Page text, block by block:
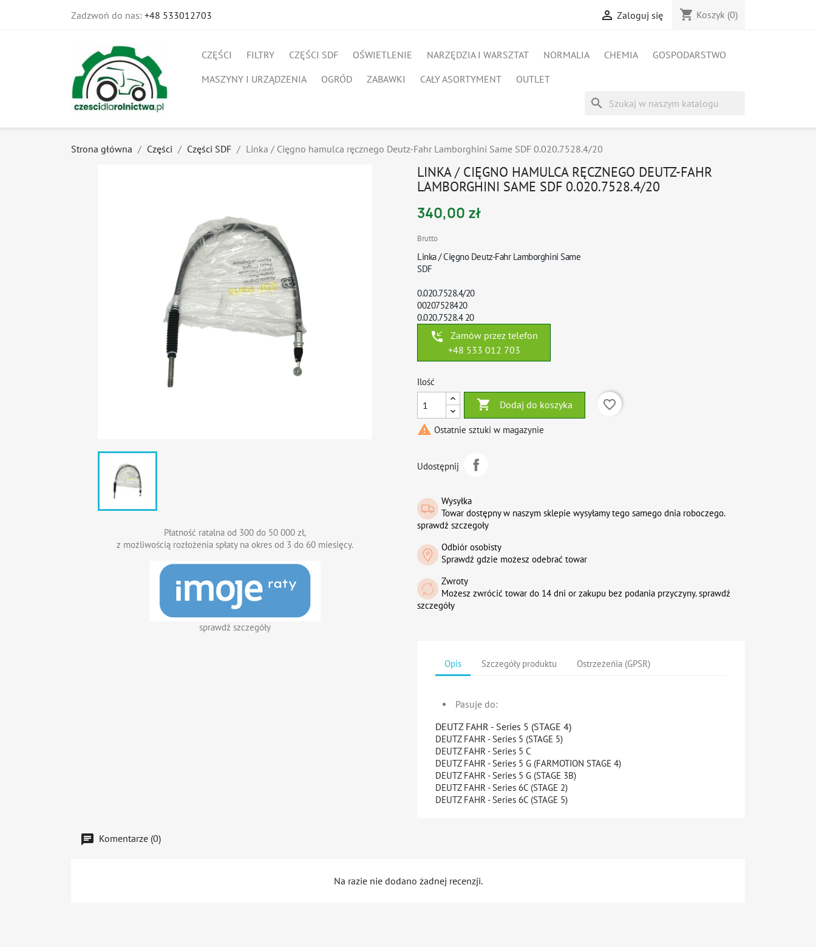
Zadzwoń do nas: +48 533012703  Zaloguj się shopping_cart Koszyk (0)
CZĘŚCI FILTRY CZĘŚCI SDF OŚWIETLENIE NARZĘDZIA I WARSZTAT NORMALIA CHEMIA
GOSPODARSTWO
MASZYNY I URZĄDZENIA
OGRÓD ZABAWKI CAŁY ASORTYMENT OUTLET
search
Strona główna Części Części SDF Linka / Cięgno hamulca ręcznego Deutz-Fahr Lamborghini Same SDF 0.020.7528.4/20
Płatność ratalna od 300 do 50 000 zł,
z możliwością rozłożenia spłaty na okres od 3 do 60 miesięcy.
sprawdź szczegóły
LINKA / CIĘGNO HAMULCA RĘCZNEGO DEUTZ-FAHR
LAMBORGHINI SAME SDF 0.020.7528.4/20
340,00 zł
Brutto
Linka / Cięgno Deutz-Fahr Lamborghini Same
SDF
0.020.7528.4/20
00207528420
0.020.7528.4 20
phone_callback
Zamów przez telefon
+48 533 012 703
Ilość
 Dodaj do koszyka
favorite_border
 Ostatnie sztuki w magazynie
Udostępnij
Wysyłka
Towar dostępny w naszym sklepie wysyłamy tego samego dnia roboczego.
sprawdź szczegoły
Odbiór osobisty
Sprawdź gdzie możesz odebrać towar
Zwroty
Możesz zwrócić towar do 14 dni or zakupu bez podania przyczyny. sprawdź
szczegóły
Opis Szczegóły produktu Ostrzeżeńia (GPSR)
Pasuje do:
DEUTZ FAHR - Series 5 (STAGE 4)
DEUTZ FAHR - Series 5 (STAGE 5)
DEUTZ FAHR - Series 5 C
DEUTZ FAHR - Series 5 G (FARMOTION STAGE 4)
DEUTZ FAHR - Series 5 G (STAGE 3B)
DEUTZ FAHR - Series 6C (STAGE 2)
DEUTZ FAHR - Series 6C (STAGE 5)
Komentarze (0)
Na razie nie dodano żadnej recenzji.